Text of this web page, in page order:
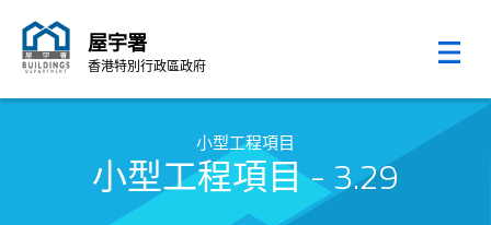
屋宇署
香港特別行政區政府
小型工程項目
小型工程項目 - 3.29